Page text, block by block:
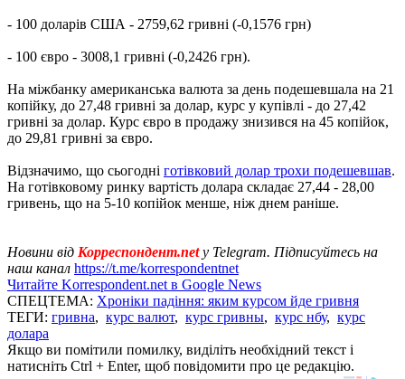
- 100 доларів США - 2759,62 гривні (-0,1576 грн)
- 100 євро - 3008,1 гривні (-0,2426 грн).
На міжбанку американська валюта за день подешевшала на 21
копійку, до 27,48 гривні за долар, курс у купівлі - до 27,42
гривні за долар. Курс євро в продажу знизився на 45 копійок,
до 29,81 гривні за євро.
Відзначимо, що сьогодні готівковий долар трохи подешевшав.
На готівковому ринку вартість долара складає 27,44 - 28,00
гривень, що на 5-10 копійок менше, ніж днем ​​раніше.
Новини від Корреспондент.net у Telegram. Підписуйтесь на
наш канал https://t.me/korrespondentnet
Читайте Korrespondent.net в Google News
СПЕЦТЕМА: Хроніки падіння: яким курсом йде гривня
ТЕГИ: гривна, курс валют, курс гривны, курс нбу, курс
долара
Якщо ви помітили помилку, виділіть необхідний текст і
натисніть Ctrl + Enter, щоб повідомити про це редакцію.